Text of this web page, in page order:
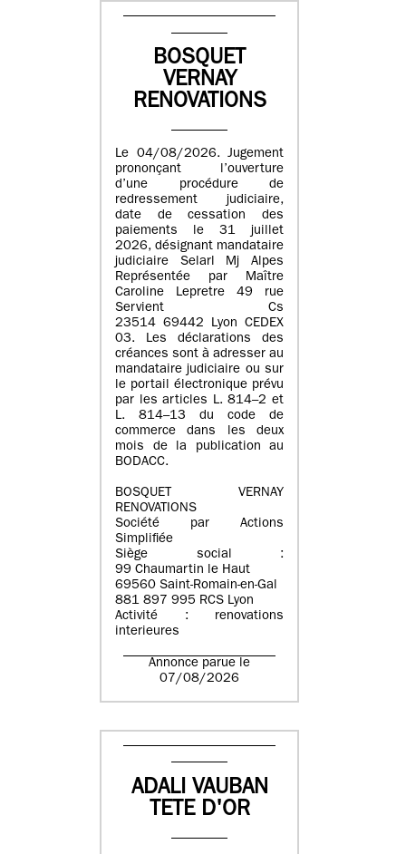
BOSQUET
VERNAY
RENOVATIONS
Le 04/08/2026. Jugement
prononçant l’ouverture
d’une procédure de
redressement judiciaire,
date de cessation des
paiements le 31 juillet
2026, désignant mandataire
judiciaire Selarl Mj Alpes
Représentée par Maître
Caroline Lepretre 49 rue
Servient Cs
23514 69442 Lyon CEDEX
03. Les déclarations des
créances sont à adresser au
mandataire judiciaire ou sur
le portail électronique prévu
par les articles L. 814–2 et
L. 814–13 du code de
commerce dans les deux
mois de la publication au
BODACC.
BOSQUET VERNAY
RENOVATIONS
Société par Actions
Simplifiée
Siège social :
99 Chaumartin le Haut
69560 Saint-Romain-en-Gal
881 897 995 RCS Lyon
Activité : renovations
interieures
Annonce parue le
07/08/2026
ADALI VAUBAN
TETE D'OR